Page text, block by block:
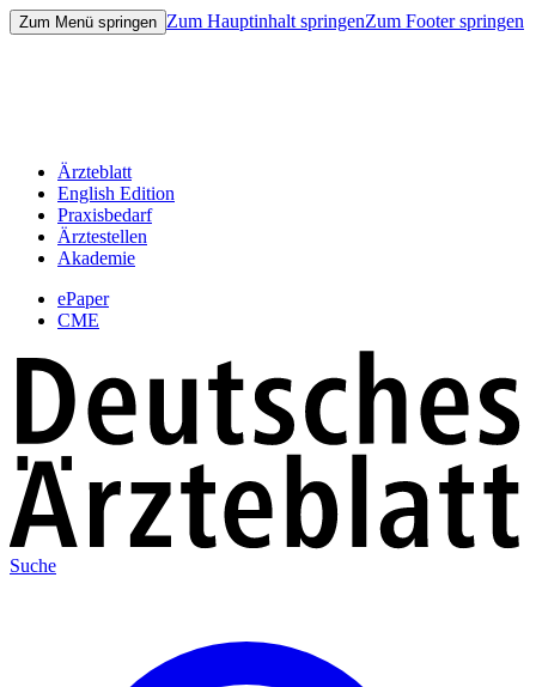
Zum Menü springen Zum Hauptinhalt springenZum Footer springen
Ärzteblatt
English Edition
Praxisbedarf
Ärztestellen
Akademie
ePaper
CME
Suche